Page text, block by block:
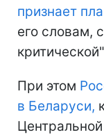
признает
его словам,
При этом
в Беларуси,